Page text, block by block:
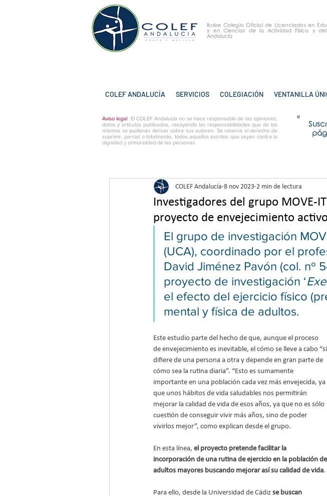
Ilustre Colegio Oficial de Licenciados en
y en Ciencias de la Actividad Física y
Andalucía
COLEF ANDALUCÍA SERVICIOS COLEGIACIÓN VENTANILLA
Aviso legal: El COLEF Andalucía no se hace responsable de las opiniones,
datos y artículos publicados, recayendo las responsabilidades que de los
mismos se pudieran derivar sobre sus autores. Se reserva el derecho de
suprimir, parcial o totalmente, todos aquellos escritos que vayan contra la
dignidad y o/moralidad de las personas
Investigadores del grupo MOVE-
proyecto de envejecimiento activo
COLEF Andalucía 8 nov 2023 2 min de lectura
El grupo de investigación
(UCA), coordinado por el
David Jiménez Pavón (col. nº
proyecto de investigación ‘
el efecto del ejercicio físico
mental y física de adultos.
Este estudio parte del hecho de que, aunque el proceso
de envejecimiento es inevitable, el cómo se lleve a cabo “si
difiere de una persona a otra y depende en gran parte de
cómo sea la rutina diaria”. “Esto es sumamente
importante en una población cada vez más envejecida, ya
que unos hábitos de vida saludables nos permitirán
mejorar la calidad de vida de esos años, ya que no es sólo
cuestión de conseguir vivir más años, sino de poder
vivirlos mejor”, como explican desde el grupo.
En esta línea, el proyecto pretende facilitar la
incorporación de una rutina de ejercicio en la población de
adultos mayores buscando mejorar así su calidad de vida.
Para ello, desde la Universidad de Cádiz se buscan